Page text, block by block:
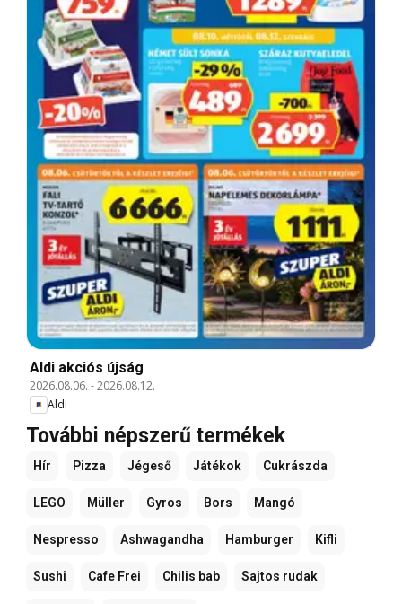
Aldi akciós újság
2026.08.06. -2026.08.12.
Aldi
További népszerű termékek
Hír Pizza Jégeső Játékok Cukrászda
LEGO Müller Gyros Bors Mangó
Nespresso Ashwagandha Hamburger Kifli
Sushi Cafe Frei Chilis bab Sajtos rudak